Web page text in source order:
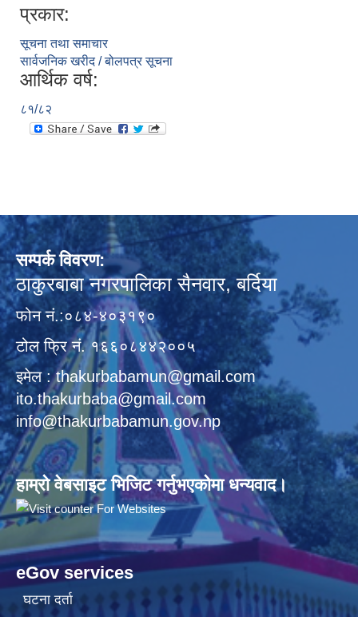
प्रकार:
सूचना तथा समाचार
सार्वजनिक खरीद / बोलपत्र सूचना
आर्थिक वर्ष:
८१/८२
सम्पर्क विवरण:
ठाकुरबाबा नगरपालिका सैनवार, बर्दिया
फोन नं.:०८४-४०३१९०
टोल फ्रि नं. १६६०८४४२००५
इमेल : thakurbabamun@gmail.com
ito.thakurbaba@gmail.com
info@thakurbabamun.gov.np
हाम्रो वेबसाइट भिजिट गर्नुभएकोमा धन्यवाद।
eGov services
घटना दर्ता